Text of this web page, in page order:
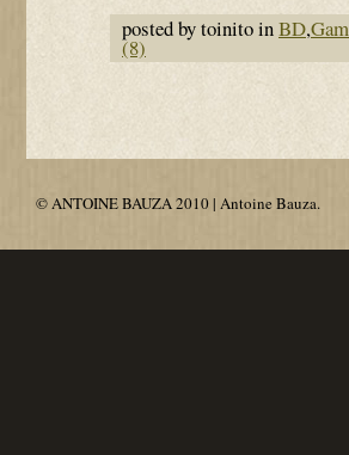
posted by toinito inBD,
(8)
© ANTOINE BAUZA 2010 | Antoine Bauza.